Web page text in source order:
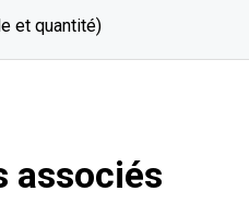
et quantité)
associés